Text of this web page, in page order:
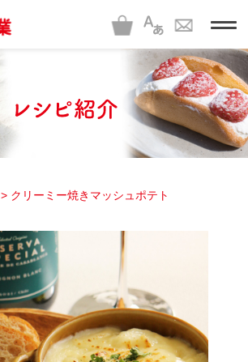
t
o
g
l
e
n
a
v
i
g
a
> クリーミー焼きマッシュポテト